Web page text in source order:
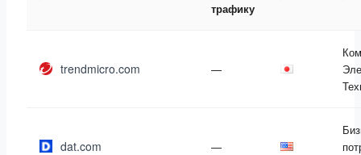
трафику
trendmicro.com —
dat.com —